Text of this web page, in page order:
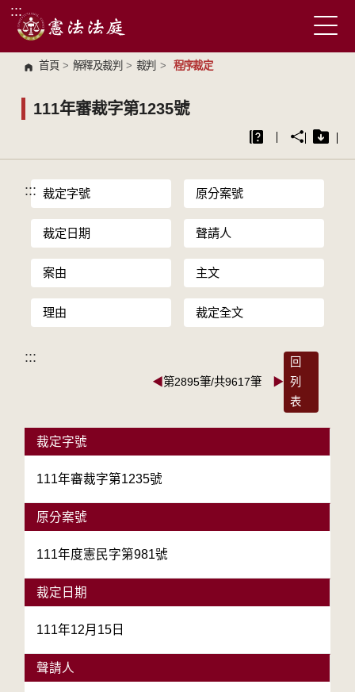
跳到主要內容區塊
:::
首頁 > 解釋及裁判 > 裁判 > 程序裁定
111年審裁字第1235號
::: 裁定字號 原分案號
裁定日期 聲請人
案由 主文
理由 裁定全文
:::
◀第2895筆/共9617筆 ▶
回
列
表
裁定字號
111年審裁字第1235號
原分案號
111年度憲民字第981號
裁定日期
111年12月15日
聲請人